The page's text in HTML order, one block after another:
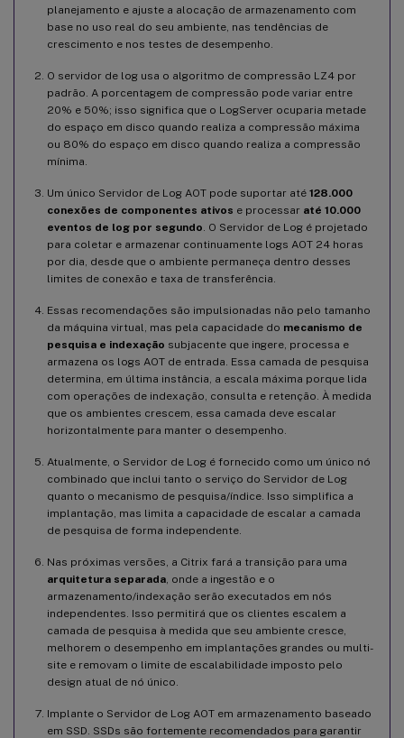
planejamento e ajuste a alocação de armazenamento com
base no uso real do seu ambiente, nas tendências de
crescimento e nos testes de desempenho.
O servidor de log usa o algoritmo de compressão LZ4 por
padrão. A porcentagem de compressão pode variar entre
20% e 50%; isso significa que o LogServer ocuparia metade
do espaço em disco quando realiza a compressão máxima
ou 80% do espaço em disco quando realiza a compressão
mínima.
Um único Servidor de Log AOT pode suportar até 128.000
conexões de componentes ativos e processar até 10.000
eventos de log por segundo . O Servidor de Log é projetado
para coletar e armazenar continuamente logs AOT 24 horas
por dia, desde que o ambiente permaneça dentro desses
limites de conexão e taxa de transferência.
Essas recomendações são impulsionadas não pelo tamanho
da máquina virtual, mas pela capacidade do mecanismo de
pesquisa e indexação subjacente que ingere, processa e
armazena os logs AOT de entrada. Essa camada de pesquisa
determina, em última instância, a escala máxima porque lida
com operações de indexação, consulta e retenção. À medida
que os ambientes crescem, essa camada deve escalar
horizontalmente para manter o desempenho.
Atualmente, o Servidor de Log é fornecido como um único nó
combinado que inclui tanto o serviço do Servidor de Log
quanto o mecanismo de pesquisa/índice. Isso simplifica a
implantação, mas limita a capacidade de escalar a camada
de pesquisa de forma independente.
Nas próximas versões, a Citrix fará a transição para uma
arquitetura separada , onde a ingestão e o
armazenamento/indexação serão executados em nós
independentes. Isso permitirá que os clientes escalem a
camada de pesquisa à medida que seu ambiente cresce,
melhorem o desempenho em implantações grandes ou multi-
site e removam o limite de escalabilidade imposto pelo
design atual de nó único.
Implante o Servidor de Log AOT em armazenamento baseado
em SSD. SSDs são fortemente recomendados para garantir